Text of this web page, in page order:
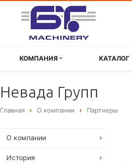
КОМПАНИЯ КАТАЛОГ
Невада Групп
Главная О компании Партнеры
О компании
История